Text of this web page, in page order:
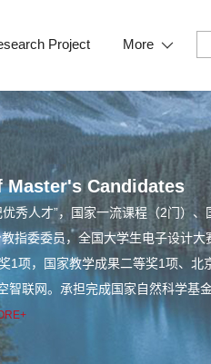
Project More
Master's Candidates
秀人才”，国家一流课程（2门）、
指委委员，全国大学生电子设计大
1项，国家教学成果二等奖1项、北
联网。承担完成国家自然科学基金